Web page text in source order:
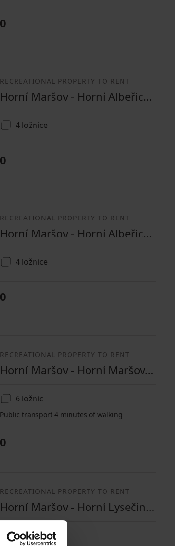
0
RECREATIONAL PROPERTY TO RENT
Horní Maršov - Horní Albeřice, Královéhradecký Region
4 ložnice
0
RECREATIONAL PROPERTY TO RENT
Horní Maršov - Horní Albeřice, Královéhradecký Region
4 ložnice
0
RECREATIONAL PROPERTY TO RENT
Horní Maršov - Horní Maršov, Královéhradecký Region
6 ložnic
Public transport 4 minutes of walking
0
RECREATIONAL PROPERTY TO RENT
Horní Maršov - Horní Lysečiny, Královéhradecký Region
4 ložnice